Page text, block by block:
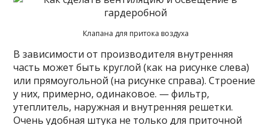
Клапана для притока воздуха
В зависимости от производителя внутренняя
часть может быть круглой (как на рисунке слева)
или прямоугольной (на рисунке справа). Строение
у них, примерно, одинаковое. — фильтр,
утеплитель, наружная и внутренняя решетки.
Очень удобная штука не только для приточной